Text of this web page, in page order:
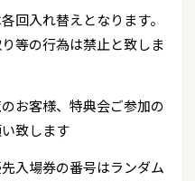
回入れ替えとなります。
等の行為は禁止と致しま
お客様、特典会ご参加の
致します
入場券の番号はランダム